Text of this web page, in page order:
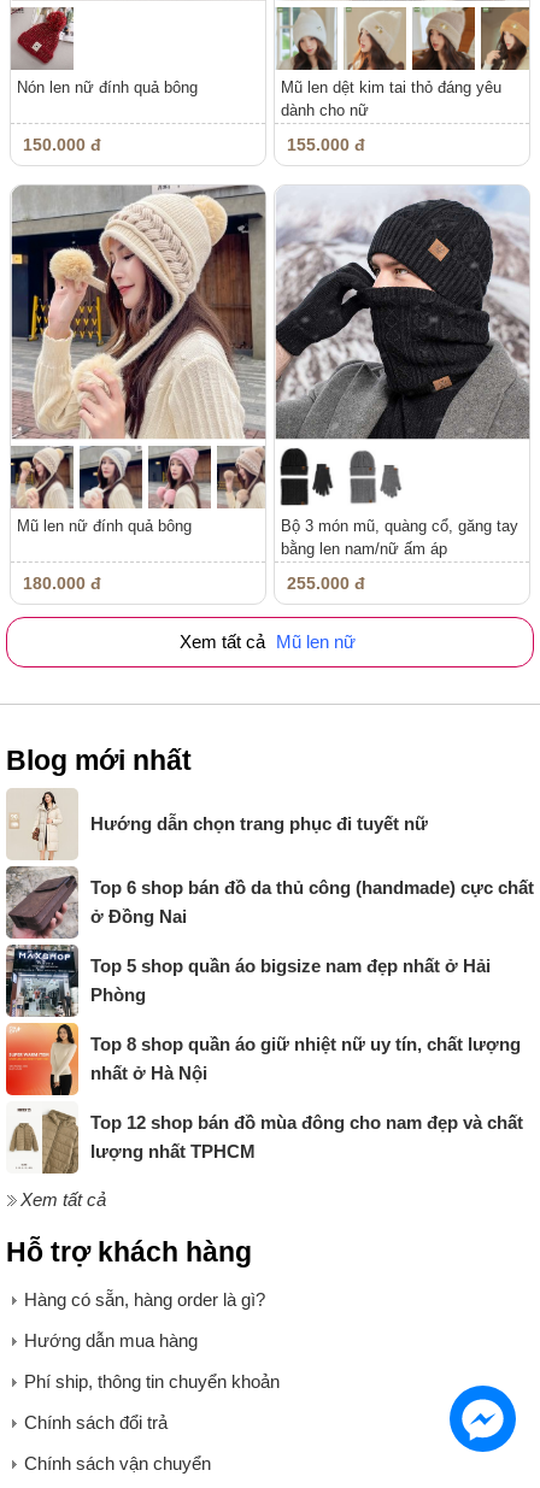
Nón len nữ đính quả bông
150.000 đ
Mũ len dệt kim tai thỏ đáng yêu
dành cho nữ
155.000 đ
Mũ len nữ đính quả bông
180.000 đ
Bộ 3 món mũ, quàng cổ, găng tay
bằng len nam/nữ ấm áp
255.000 đ
Xem tất cả Mũ len nữ
Blog mới nhất
Hướng dẫn chọn trang phục đi tuyết nữ
Top 6 shop bán đồ da thủ công (handmade) cực chất
ở Đồng Nai
Top 5 shop quần áo bigsize nam đẹp nhất ở Hải
Phòng
Top 8 shop quần áo giữ nhiệt nữ uy tín, chất lượng
nhất ở Hà Nội
Top 12 shop bán đồ mùa đông cho nam đẹp và chất
lượng nhất TPHCM
Xem tất cả
Hỗ trợ khách hàng
Hàng có sẵn, hàng order là gì?
Hướng dẫn mua hàng
Phí ship, thông tin chuyển khoản
Chính sách đổi trả
Chính sách vận chuyển